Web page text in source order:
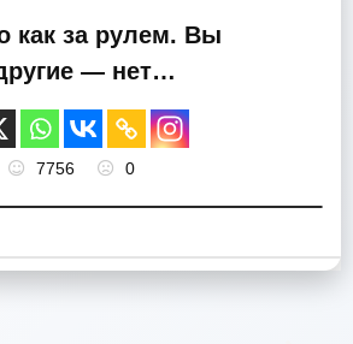
как за рулем. Вы
— нет…
7756 0